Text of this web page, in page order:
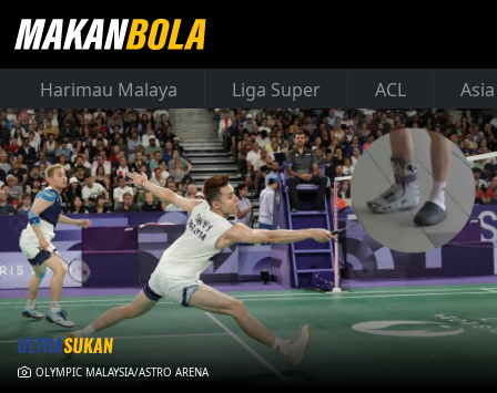
Harimau Malaya Liga Super ACL
OLYMPIC MALAYSIA/ASTRO ARENA